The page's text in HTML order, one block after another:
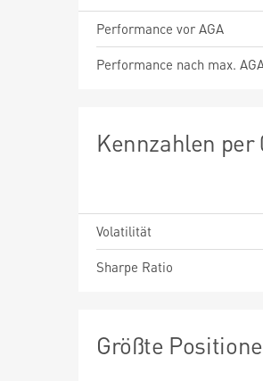
Performance vor AGA
Performance nach max.
Kennzahlen per
Volatilität
Sharpe Ratio
Größte